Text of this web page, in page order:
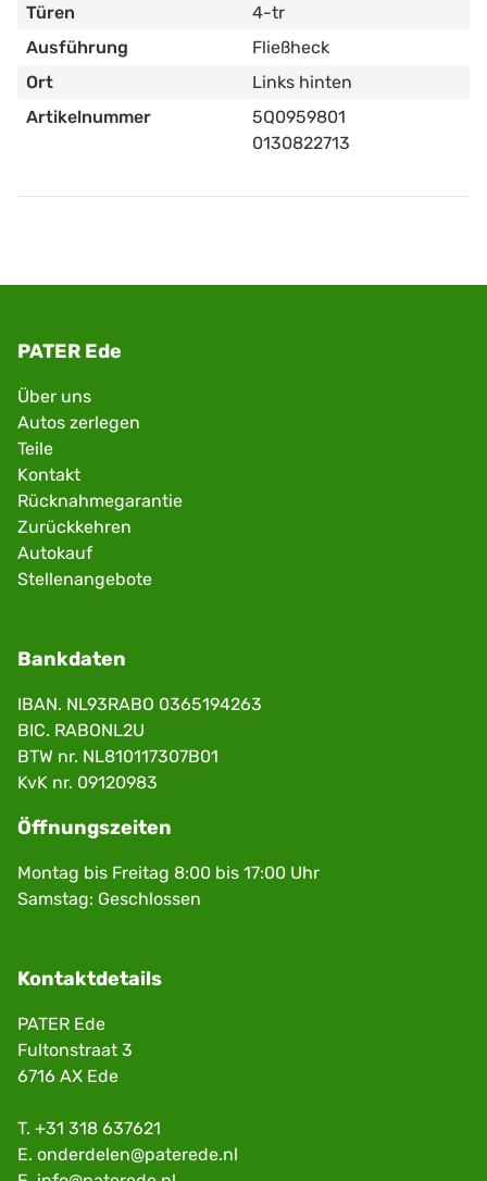
Türen
4-tr
Ausführung
Fließheck
Ort
Links hinten
Artikelnummer
5Q0959801
0130822713
PATER Ede
Über uns
Autos zerlegen
Teile
Kontakt
Rücknahmegarantie
Zurückkehren
Autokauf
Stellenangebote
Bankdaten
IBAN. NL93RABO 0365194263
BIC. RABONL2U
BTW nr. NL810117307B01
KvK nr. 09120983
Öffnungszeiten
Montag bis Freitag 8:00 bis 17:00 Uhr
Samstag: Geschlossen
Kontaktdetails
PATER Ede
Fultonstraat 3
6716 AX Ede
T. +31 318 637621
E. onderdelen@paterede.nl